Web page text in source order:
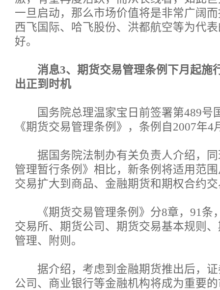
一旦启动，那么市场价值将是非常广阔
西飞国际、哈飞股份、洪都航空等为代
好。
消息3、期货交易管理条例下月起施
出正到时机
国务院总理温家宝日前签署第489号
《期货交易管理条例》，条例自2007年4
据国务院法制办有关负责人介绍，同
管理暂行条例》相比，新条例将适用范
交易扩大到商品、金融期货和期权合约
《期货交易管理条例》分8章，91条
交易所、期货公司、期货交易基本规则
管理、附则。
据介绍，考虑到金融期货推出后，证
公司、商业银行等金融机构将成为重要